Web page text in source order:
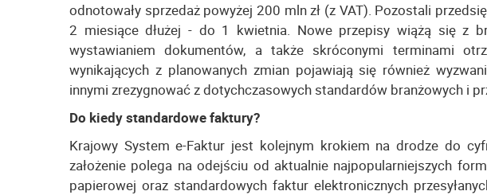
odnotowały sprzedaż powyżej 200 mln zł (z VAT). Pozostali
2 miesiące dłużej - do 1 kwietnia. Nowe przepisy wiążą się z
wystawianiem dokumentów, a także skróconymi terminami
wynikających z planowanych zmian pojawiają się również
innymi zrezygnować z dotychczasowych standardów branżowych i
Do kiedy standardowe faktury?
Krajowy System e-Faktur jest kolejnym krokiem na drodze do
założenie polega na odejściu od aktualnie najpopularniejszych
papierowej oraz standardowych faktur elektronicznych